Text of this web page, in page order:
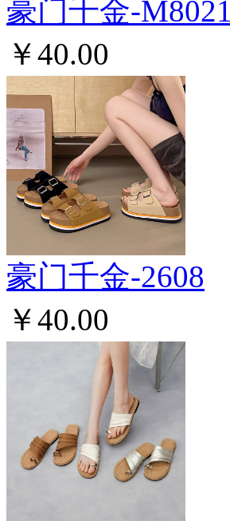
豪门千金-M8021
￥40.00
豪门千金-2608
￥40.00